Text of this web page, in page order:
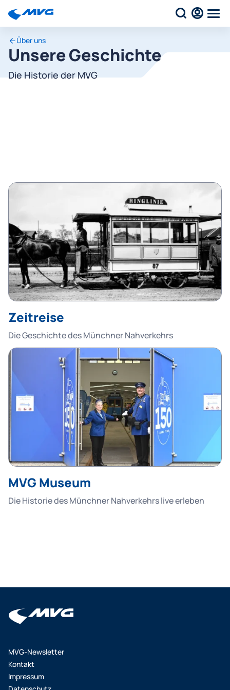
Über uns
Unsere Geschichte
Die Historie der MVG
Zeitreise
Die Geschichte des Münchner Nahverkehrs
MVG Museum
Die Historie des Münchner Nahverkehrs live erleben
MVG-Newsletter
Kontakt
Impressum